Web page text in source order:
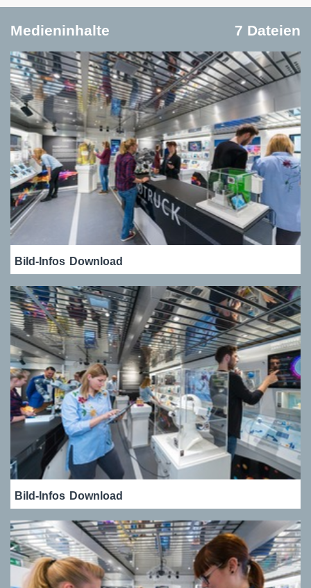
Medieninhalte 7 Dateien
Bild-Infos Download
Bild-Infos Download